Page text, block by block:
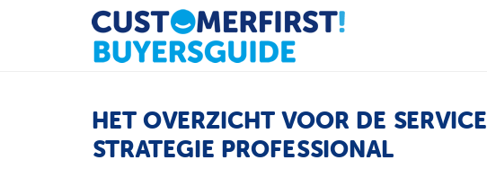
HET OVERZICHT VOOR DE SERVICE
STRATEGIE PROFESSIONAL